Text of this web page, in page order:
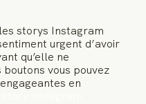
storys Instagram
urgent d’avoir
qu’elle ne
vous pouvez
en